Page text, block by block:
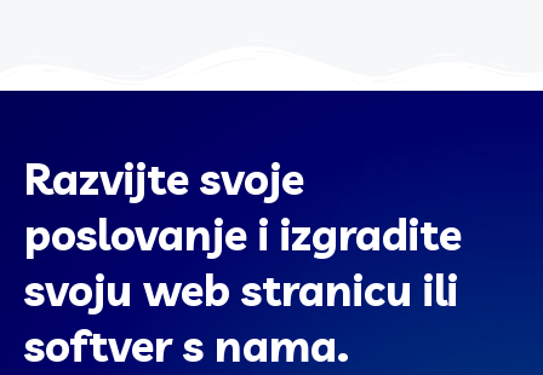
Razvijte svoje
poslovanje i izgradite
svoju web stranicu ili
softver s nama.